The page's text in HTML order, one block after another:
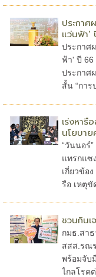
ประกา
แว่นฟ้า'
ประกาศ
ฟ้า' ปี 66
ประกาศ
สั้น “การ
เร่งหารื
นโยบา
“วันนอร์
แทรกแซ
เกี่ยวข้อ
รือ เหตุขั
ชวนกิน
กมธ.สา
สสส.รณ
พร้อมจับ
ไกลโรคต่